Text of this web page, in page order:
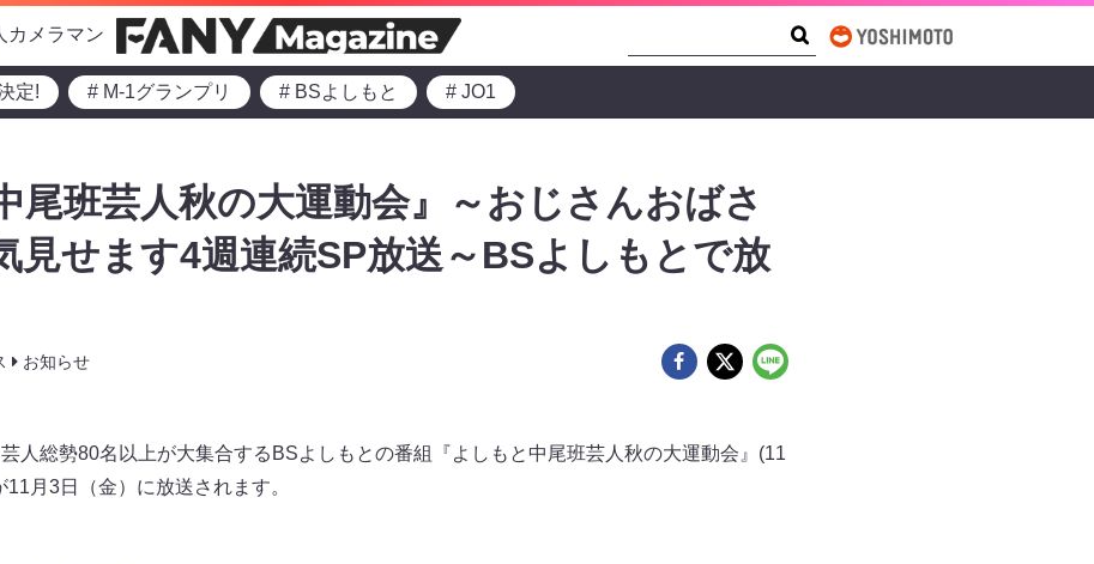
カメラマン
定! # M-1グランプリ # BSよしもと # JO1
尾班芸人秋の大運動会』～おじさんおばさ
見せます4週連続SP放送～BSよしもとで放
お知らせ
人総勢80名以上が大集合するBSよしもとの番組『よしもと中尾班芸人秋の大運動会』(11
月3日（金）に放送されます。